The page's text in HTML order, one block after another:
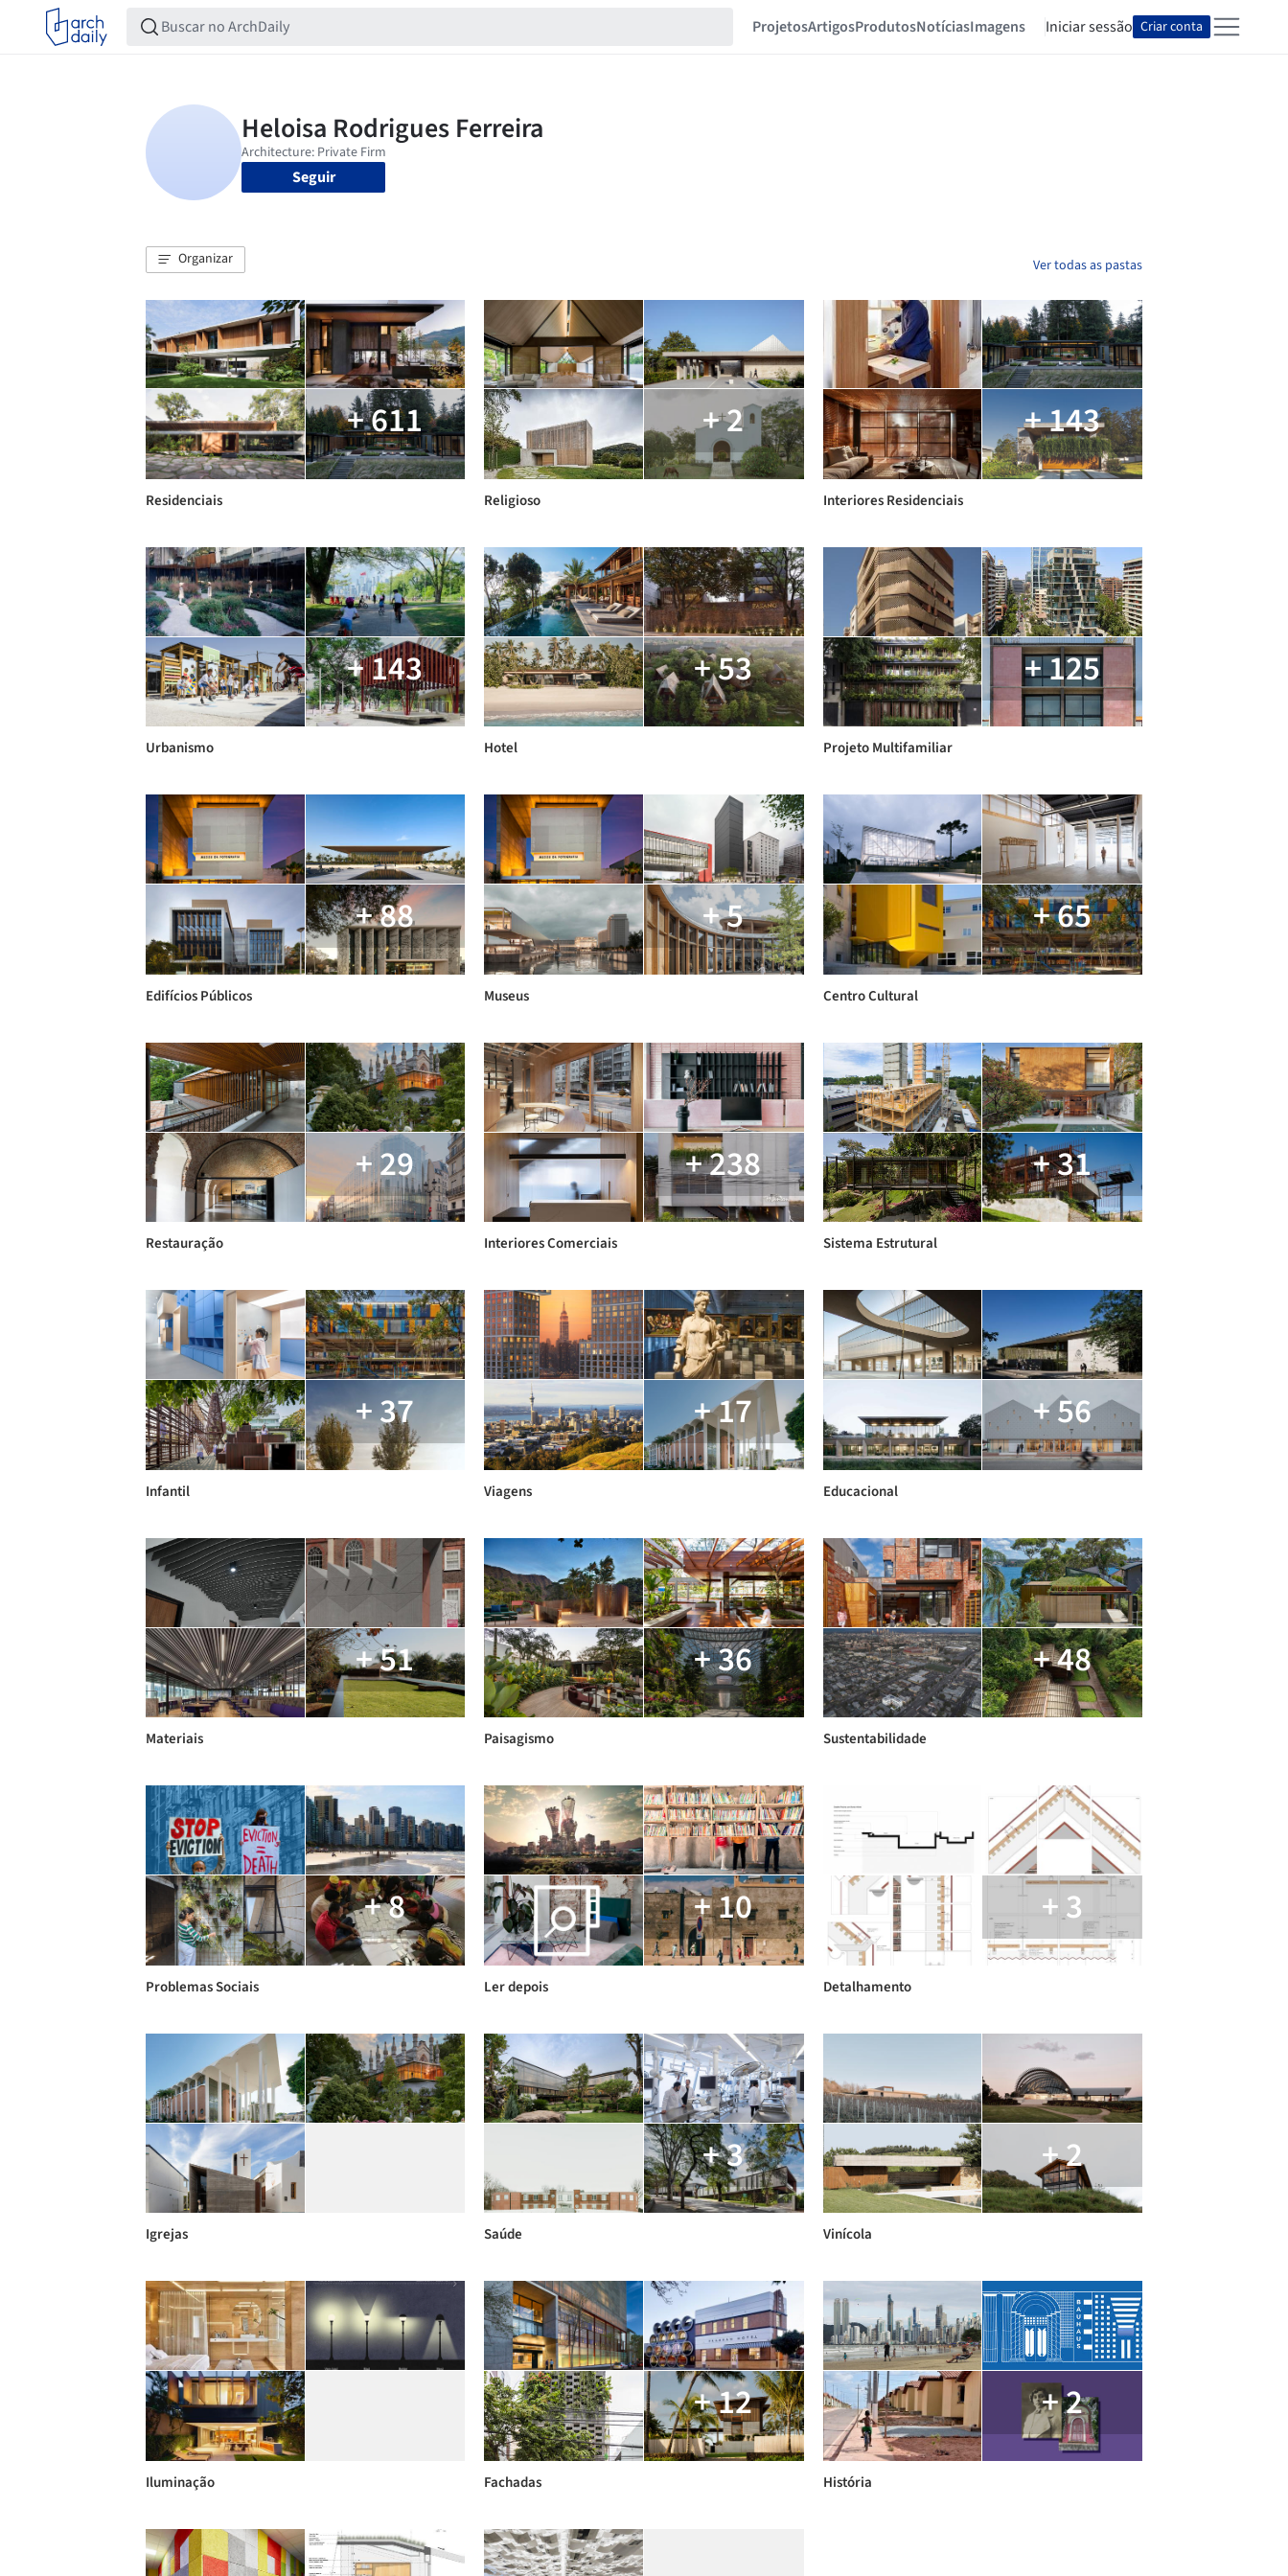
ProjetosArtigosProdutosNotíciasImagens Iniciar sessão Criar conta
Seguir
Organizar Ver todas as pastas
+ 611
Residenciais
+ 2
Religioso
+ 143
Interiores Residenciais
+ 143
Urbanismo
+ 53
Hotel
+ 125
Projeto Multifamiliar
+ 88
Edifícios Públicos
+ 5
Museus
+ 65
Centro Cultural
+ 29
Restauração
+ 238
Interiores Comerciais
+ 31
Sistema Estrutural
+ 37
Infantil
+ 17
Viagens
+ 56
Educacional
+ 51
Materiais
+ 36
Paisagismo
+ 48
Sustentabilidade
+ 8
Problemas Sociais
+ 10
Ler depois
+ 3
Detalhamento
Igrejas
+ 3
Saúde
+ 2
Vinícola
Iluminação
+ 12
Fachadas
+ 2
História